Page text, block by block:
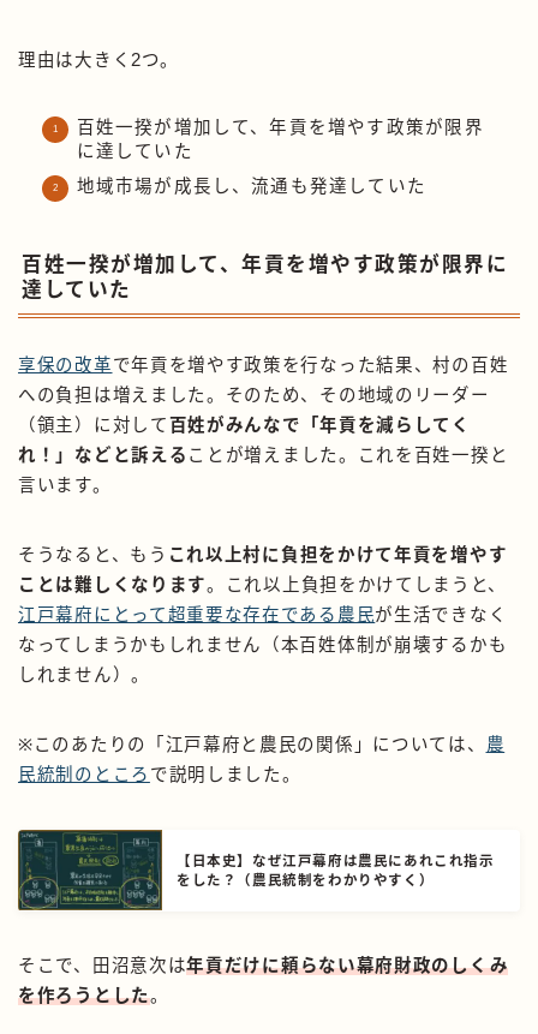
理由は大きく2つ。
百姓一揆が増加して、年貢を増やす政策が限界
に達していた
地域市場が成長し、流通も発達していた
百姓一揆が増加して、年貢を増やす政策が限界に
達していた
享保の改革で年貢を増やす政策を行なった結果、村の百姓
への負担は増えました。そのため、その地域のリーダー
（領主）に対して百姓がみんなで「年貢を減らしてく
れ！」などと訴える ことが増えました。これを百姓一揆と
言います。
そうなると、もう これ以上村に負担をかけて年貢を増やす
ことは難しくなります。これ以上負担をかけてしまうと、
江戸幕府にとって超重要な存在である農民が生活できなく
なってしまうかもしれません（本百姓体制が崩壊するかも
しれません）。
※このあたりの「江戸幕府と農民の関係」については、 農
民統制のところ で説明しました。
【日本史】なぜ江戸幕府は農民にあれこれ指示
をした？（農民統制をわかりやすく）
そこで、田沼意次は年貢だけに頼らない幕府財政のしくみ
を作ろうとした。